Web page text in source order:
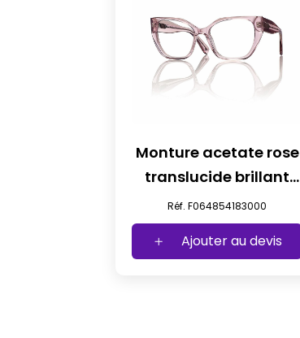
Monture acetate rose
translucide brillant
oeil de chat t54
Réf. F064854183000
Ajouter au devis